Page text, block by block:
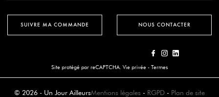
SUIVRE MA COMMANDE NOUS CONTACTER
Site protégé par reCAPTCHA. Vie privée - Termes
© 2026 - Un Jour AilleursMentions légales - RGPD - Plan de site